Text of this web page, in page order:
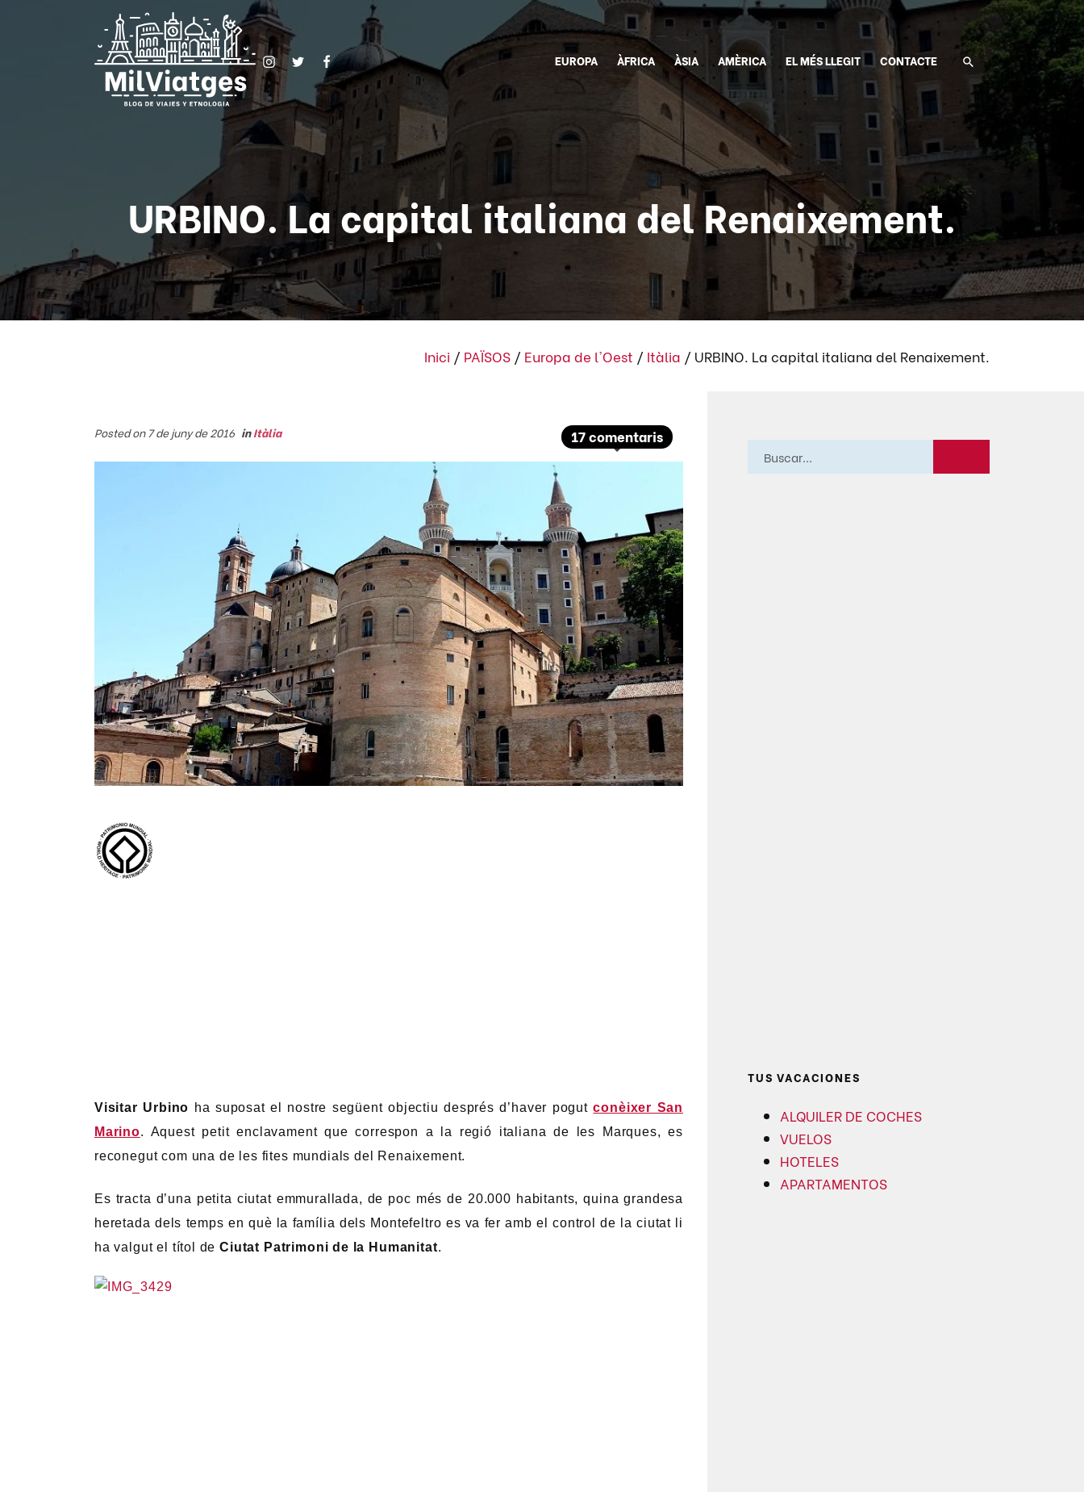
EUROPA ÀFRICA ÀSIA AMÈRICA EL MÉS LLEGIT CONTACTE
URBINO. La capital italiana del Renaixement.
Inici / PAÏSOS / Europa de l'Oest / Itàlia / URBINO. La capital italiana del Renaixement.
17 comentaris
Posted on 7 de juny de 2016 inItàlia
Visitar Urbino ha suposat el nostre següent objectiu després d’haver pogutconèixer San
Marino. Aquest petit enclavament que correspon a la regió italiana de les Marques, es
reconegut com una de les fites mundials del Renaixement.
Es tracta d’una petita ciutat emmurallada, de poc més de 20.000 habitants, quina grandesa
heretada dels temps en què la família dels Montefeltro es va fer amb el control de la ciutat li
ha valgut el títol deCiutat Patrimoni de la Humanitat.
TUS VACACIONES
ALQUILER DE COCHES
VUELOS
HOTELES
APARTAMENTOS